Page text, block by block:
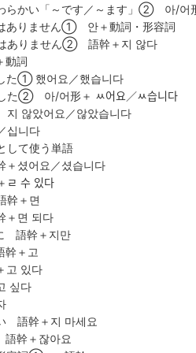
らかい「～です／～ます」② 아/어
ありません① 안＋動詞・形容詞
ありません② 語幹＋지 않다
動詞
た① 했어요／했습니다
た② 아/어形＋ ﾶ어요／ﾶ습니다
않았어요／않았습니다
십니다
て使う単語
셨어요／셨습니다
ﾩ 수 있다
＋면
면 되다
語幹＋지만
＋고
있다
싶다
語幹＋지 마세요
幹＋잖아요